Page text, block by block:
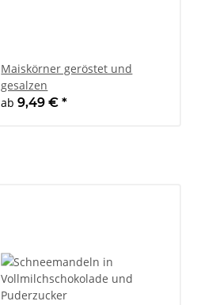
Maiskörner geröstet und
gesalzen
ab9,49 €*